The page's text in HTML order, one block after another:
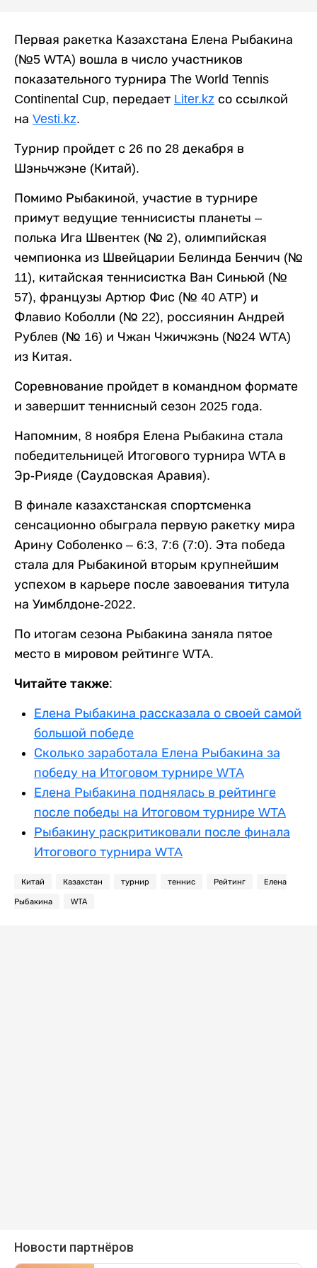
Первая ракетка Казахстана Елена Рыбакина
(№5 WTA) вошла в число участников
показательного турнира The World Tennis
Continental Cup, передает Liter.kz со ссылкой
на Vesti.kz.
Турнир пройдет с 26 по 28 декабря в
Шэньчжэне (Китай).
Помимо Рыбакиной, участие в турнире
примут ведущие теннисисты планеты –
полька Ига Швентек (№ 2), олимпийская
чемпионка из Швейцарии Белинда Бенчич (№
11), китайская теннисистка Ван Синьюй (№
57), французы Артюр Фис (№ 40 ATP) и
Флавио Коболли (№ 22), россиянин Андрей
Рублев (№ 16) и Чжан Чжичжэнь (№24 WTA)
из Китая.
Соревнование пройдет в командном формате
и завершит теннисный сезон 2025 года.
Напомним, 8 ноября Елена Рыбакина стала
победительницей Итогового турнира WTA в
Эр-Рияде (Саудовская Аравия).
В финале казахстанская спортсменка
сенсационно обыграла первую ракетку мира
Арину Соболенко – 6:3, 7:6 (7:0). Эта победа
стала для Рыбакиной вторым крупнейшим
успехом в карьере после завоевания титула
на Уимблдоне-2022.
По итогам сезона Рыбакина заняла пятое
место в мировом рейтинге WTA.
Читайте также:
Елена Рыбакина рассказала о своей самой
большой победе
Сколько заработала Елена Рыбакина за
победу на Итоговом турнире WTA
Елена Рыбакина поднялась в рейтинге
после победы на Итоговом турнире WTA
Рыбакину раскритиковали после финала
Итогового турнира WTA
Китай Казахстан турнир теннис Рейтинг Елена
Рыбакина WTA